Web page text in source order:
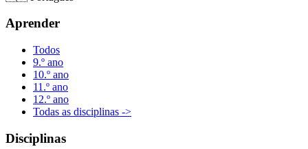
Aprender
Todos
9.º ano
10.º ano
11.º ano
12.º ano
Todas as disciplinas ->
Disciplinas